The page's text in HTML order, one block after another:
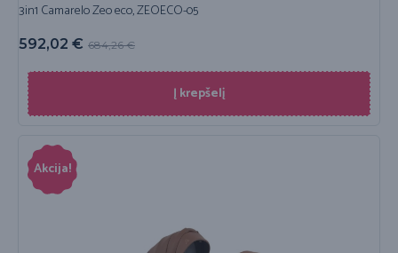
3in1 Camarelo Zeo eco, ZEOECO-05
684,26€
592,02 €
Į krepšelį
Akcija!